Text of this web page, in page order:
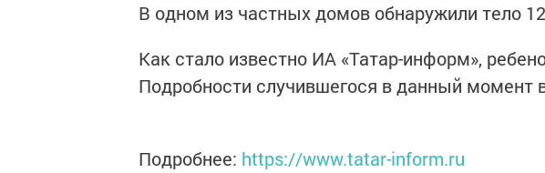
В одном из частных домов обнаружили тело
Как стало известно ИА «Татар-информ»,
Подробности случившегося в данный момент
Подробнее: https://www.tatar-inform.ru